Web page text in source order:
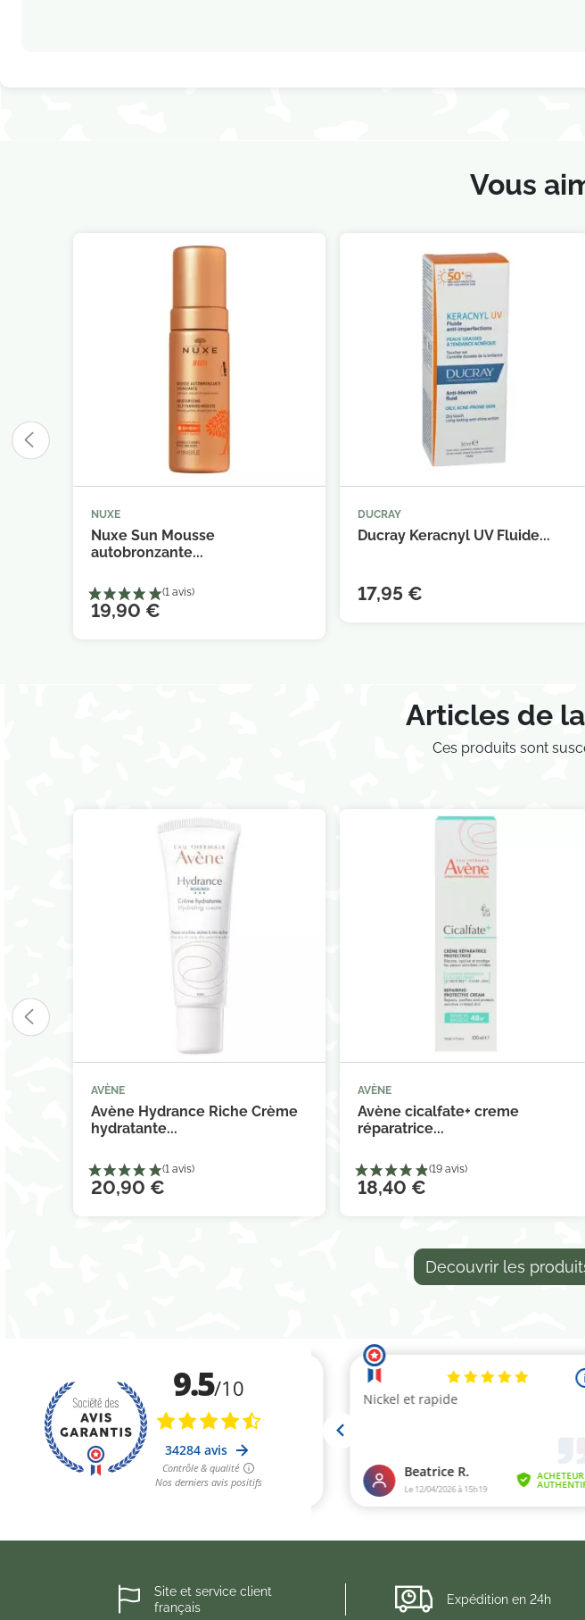
Vous
NUXE
Nuxe Sun Mousse
autobronzante...
19,90 €
DUCRAY
Ducray Keracnyl UV Fluide...
17,95 €
Articles de
Ces produits sont
AVÈNE
Avène Hydrance Riche Crème
hydratante...
20,90 €
AVÈNE
Avène cicalfate+ creme
réparatrice...
18,40 €
Decouvrir les
Site et service client
français
Expédition en 24h